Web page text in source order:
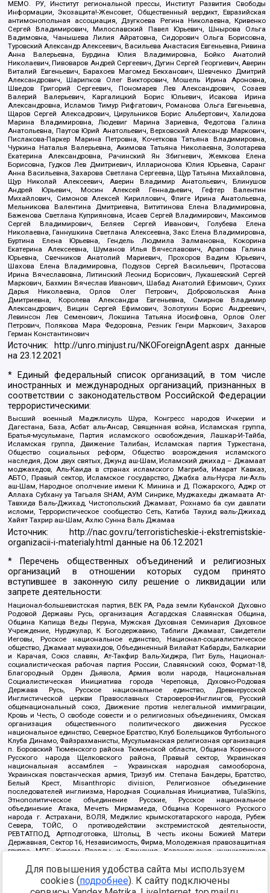
МЕМО. РУ, Институт региональной прессы, Институт Развития Свободы
Информации, Экозащита!-Женсовет, Общественный вердикт, Евразийская
антимонопольная ассоциация, Дзугкоева Регина Николаевна, Кривенко
Сергей Владимирович, Милославский Павел Юрьевич, Шнырова Ольга
Вадимовна, Чанышева Лилия Айратовна, Сидорович Ольга Борисовна,
Туровский Александр Алексеевич, Васильева Анастасия Евгеньевна, Ривина
Анна Валерьевна, Бурдина Юлия Владимировна, Бойко Анатолий
Николаевич, Пивоваров Андрей Сергеевич, Дугин Сергей Георгиевич, Аверин
Виталий Евгеньевич, Барахоев Магомед Бекханович, Шевченко Дмитрий
Александрович, Шарипков Олег Викторович, Мошель Ирина Ароновна,
Шведов Григорий Сергеевич, Пономарев Лев Александрович, Созаев
Валерий Валерьевич, Каргалицкий Борис Юльевич, Исакова Ирина
Александровна, Исламов Тимур Рифгатович, Романова Ольга Евгеньевна,
Щаров Сергей Алексадрович, Цирульников Борис Альбертович, Халидова
Марина Владимировна, Людевиг Марина Зариевна, Федотова Галина
Анатольевна, Паутов Юрий Анатольевич, Верховский Александр Маркович,
Пислакова-Паркер Марина Петровна, Кочеткова Татьяна Владимировна,
Чуркина Наталья Валерьевна, Акимова Татьяна Николаевна, Золотарева
Екатерина Александровна, Рачинский Ян Збигневич, Жемкова Елена
Борисовна, Гудков Лев Дмитриевич, Илларионова Юлия Юрьевна, Саранг
Анна Васильевна, Захарова Светлана Сергеевна, Щур Татьяна Михайловна,
Щур Николай Алексеевич, Аверин Владимир Анатольевич, Блинушов
Андрей Юрьевич, Мосин Алексей Геннадьевич, Гефтер Валентин
Михайлович, Симонов Алексей Кириллович, Флиге Ирина Анатольевна,
Мельникова Валентина Дмитриевна, Вититинова Елена Владимировна,
Баженова Светлана Куприяновна, Исаев Сергей Владимирович, Максимов
Сергей Владимирович, Беляев Сергей Иванович, Голубева Елена
Николаевна, Ганнушкина Светлана Алексеевна, Закс Елена Владимировна,
Буртина Елена Юрьевна, Гендель Людмила Залмановна, Кокорина
Екатерина Алексеевна, Шуманов Илья Вячеславович, Арапова Галина
Юрьевна, Свечников Анатолий Мариевич, Прохоров Вадим Юрьевич,
Шахова Елена Владимировна, Подузов Сергей Васильевич, Протасова
Ирина Вячеславовна, Литинский Леонид Борисович, Лукашевский Сергей
Маркович, Бахмин Вячеслав Иванович, Шабад Анатолий Ефимович, Сухих
Дарья Николаевна, Орлов Олег Петрович, Добровольская Анна
Дмитриевна, Королева Александра Евгеньевна, Смирнов Владимир
Александрович, Вицин Сергей Ефимович, Золотухин Борис Андреевич,
Левинсон Лев Семенович, Локшина Татьяна Иосифовна, Орлов Олег
Петрович, Полякова Мара Федоровна, Резник Генри Маркович, Захаров
Герман Константинович
Источник: http://unro.minjust.ru/NKOForeignAgent.aspxданные
на23.12.2021
* Единый федеральный список организаций, в том числе
иностранных и международных организаций, признанных в
соответствии с законодательством Российской Федерации
террористическими:
Высший военный Маджлисуль Шура, Конгресс народов Ичкерии и
Дагестана, База, Асбат аль-Ансар, Священная война, Исламская группа,
Братья-мусульмане, Партия исламского освобождения, Лашкар-И-Тайба,
Исламская группа, Движение Талибан, Исламская партия Туркестана,
Общество социальных реформ, Общество возрождения исламского
наследия, Дом двух святых, Джунд аш-Шам, Исламский джихад – Джамаат
моджахедов, Аль-Каида в странах исламского Магриба, Имарат Кавказ,
АБТО, Правый сектор, Исламское государство, Джабха аль-Нусра ли-Ахль
аш-Шам, Народное ополчение имени К. Минина и Д. Пожарского, Аджр от
Аллаха Субхану уа Тагьаля SHAM, АУМ Синрике, Муджахеды джамаата Ат-
Тавхида Валь-Джихад, Чистопольский Джамаат, Рохнамо ба суи давлати
исломи, Террористическое сообщество Сеть, Катиба Таухид валь-Джихад,
Хайят Тахрир аш-Шам, Ахлю Сунна Валь Джамаа
Источник:
http://nac.gov.ru/terroristicheskie-i-ekstremistskie-
organizacii-i-materialy.html данные на06.12.2021
* Перечень общественных объединений и религиозных
организаций в отношении которых судом принято
вступившее в законную силу решение о ликвидации или
запрете деятельности:
Национал-большевистская партия, ВЕК РА, Рада земли Кубанской Духовно
Родовой Державы Русь, организация Асгардская Славянская Община,
Община Капища Веды Перуна, Мужская Духовная Семинария Духовное
Учреждение, Нурджулар, К Богодержавию, Таблиги Джамаат, Свидетели
Иеговы, Русское национальное единство, Национал-социалистическое
общество, Джамаат мувахидов, Объединенный Вилайат Кабарды, Балкарии
и Карачая, Союз славян, Ат-Такфир Валь-Хиджра, Пит Буль, Национал-
социалистическая рабочая партия России, Славянский союз, Формат-18,
Благородный Орден Дьявола, Армия воли народа, Национальная
Социалистическая Инициатива города Череповца, Духовно-Родовая
Держава Русь, Русское национальное единство, Древнерусской
Инглистической церкви Православных Староверов-Инглингов, Русский
общенациональный союз, Движение против нелегальной иммиграции,
Кровь и Честь, О свободе совести и о религиозных объединениях, Омская
организация общественного политического движения Русское
национальное единство, Северное Братство, Клуб Болельщиков Футбольного
Клуба Динамо, Файзрахманисты, Мусульманская религиозная организация
п. Боровский Тюменского района Тюменской области, Община Коренного
Русского народа Щелковского района, Правый сектор, Украинская
национальная ассамблея – Украинская народная самооборона,
Украинская повстанческая армия, Тризуб им. Степана Бандеры, Братство,
Белый Крест, Misanthropic division, Религиозное объединение
последователей инглиизма, Народная Социальная Инициатива, TulaSkins,
Этнополитическое объединение Русские, Русское национальное
объединение Атака, Мечеть Мирмамеда, Община Коренного Русского
народа г. Астрахани, ВОЛЯ, Меджлис крымскотатарского народа, Рубеж
Севера, ТОЙС, О противодействии экстремистской деятельности,
РЕВТАТПОД, Артподготовка, Штольц, В честь иконы Божией Матери
Державная, Сектор 16, Независимость, Фирма, Молодежная правозащитная
группа МПГ, Курсом Правды и Единения, Каракольская инициативная
Благотворительный пансионат Ак Умут, Русская республика Русь,
Арестантское уголовное единство, Башкорт, Нация и свобода, W.H.С., Фалунь
Дафа, Иртыш Ultras, Русский Патриотический клуб-Новокузнецк/РПК,
Для повышения удобства сайта мы используем
cookies (подробнее). К сайту подключены